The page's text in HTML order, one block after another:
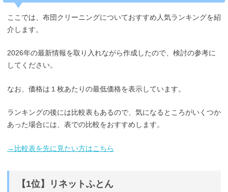
ここでは、布団クリーニングについておすすめ人気ランキングを紹
介します。
2026年の最新情報を取り入れながら作成したので、検討の参考に
してください。
なお、価格は１枚あたりの最低価格を表示しています。
ランキングの後には比較表もあるので、気になるところがいくつか
あった場合には、表での比較をおすすめします。
→比較表を先に見たい方はこちら
【1位】リネットふとん